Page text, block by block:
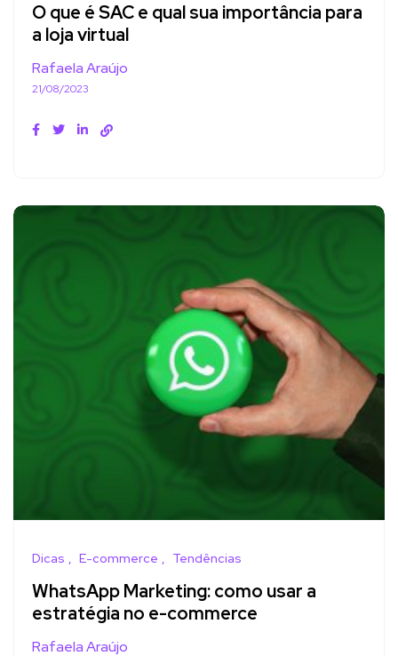
O que é SAC e qual sua importância para
a loja virtual
Rafaela Araújo
21/08/2023
Dicas E-commerce Tendências
WhatsApp Marketing: como usar a
estratégia no e-commerce
Rafaela Araújo